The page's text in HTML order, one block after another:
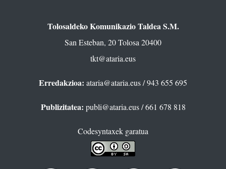
Tolosaldeko Komunikazio Taldea S.M.
San Esteban, 20 Tolosa 20400
tkt@ataria.eus
Erredakzioa: ataria@ataria.eus/ 943 655 695
Publizitatea: publi@ataria.eus/ 661 678 818
Codesyntaxek garatua